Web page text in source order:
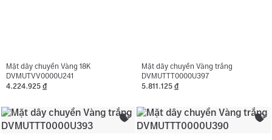
Mặt dây chuyền Vàng 18K
DVMUTVV0000U241
4.224.925 đ
Mặt dây chuyền Vàng trắng
DVMUTTT0000U397
5.811.125 đ